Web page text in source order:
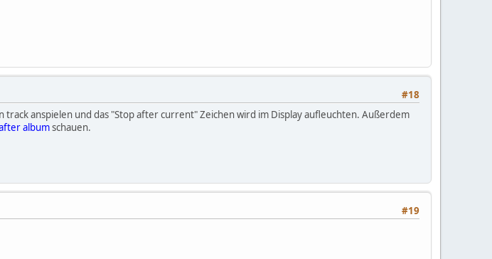
#18
anspielen und das "Stop after current" Zeichen wird im Display aufleuchten. Außerdem
albumschauen.
#19